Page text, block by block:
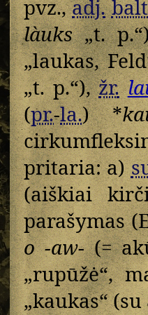
pvz.,adj.
làuks„t.
„laukas,
„t. p.“),žr.
(pr.-la.) *
pritaria: a)
(aiškiai
parašymas
o -aw-(=
„rupūžė“,
„kaukas“